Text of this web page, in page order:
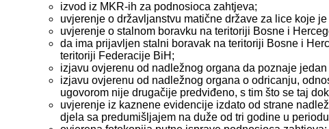
izvod iz MKR-ih za podnosioca zahtjeva;
uvjerenje o državljanstvu matične države za lice koje
uvjerenje o stalnom boravku na teritoriji Bosne i
da ima prijavljen stalni boravak na teritoriji Bosne i
teritoriji Federacije BiH;
izjavu ovjerenu od nadležnog organa da poznaje
izjavu ovjerenu od nadležnog organa o odricanju,
ugovorom nije drugačije predviđeno, s tim što se taj
uvjerenje iz kaznene evidencije izdato od strane
djela sa predumišljajem na duže od tri godine u